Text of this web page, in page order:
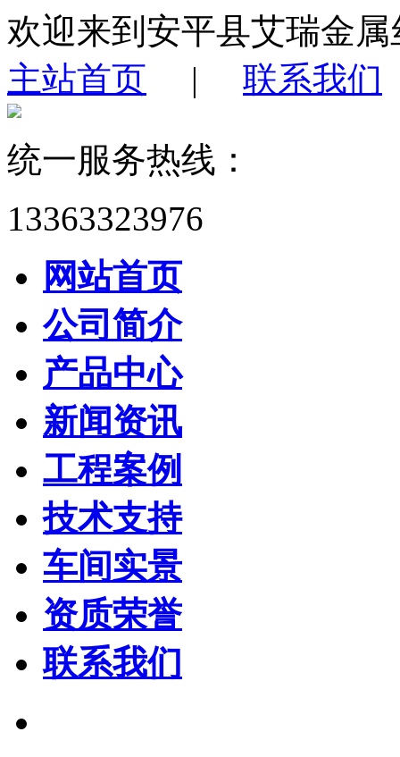
欢迎来到安平县艾瑞金
主站首页 | 联系我们
统一服务热线：
13363323976
网站首页
公司简介
产品中心
新闻资讯
工程案例
技术支持
车间实景
资质荣誉
联系我们